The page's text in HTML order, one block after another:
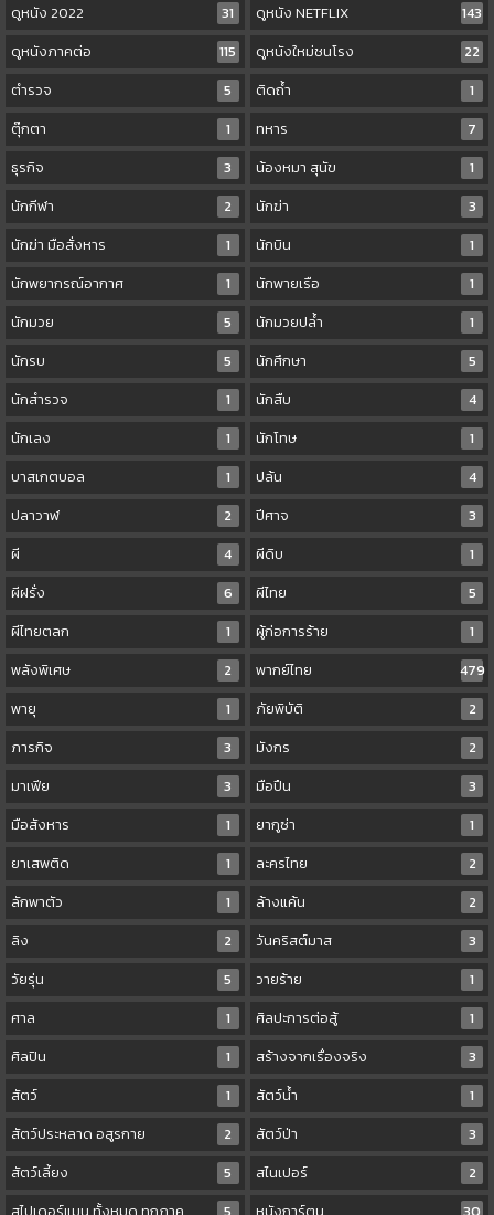
ดูหนัง 2022
31 ดูหนัง NETFLIX
143
ดูหนังภาคต่อ
115 ดูหนังใหม่ชนโรง
22
ตำรวจ
5 ติดถ้ำ
1
ตุ๊กตา
1 ทหาร
7
ธุรกิจ
3 น้องหมา สุนัข
1
นักกีฬา
2 นักฆ่า
3
นักฆ่า มือสั่งหาร
1 นักบิน
1
นักพยากรณ์อากาศ
1 นักพายเรือ
1
นักมวย
5 นักมวยปล้ำ
1
นักรบ
5 นักศึกษา
5
นักสำรวจ
1 นักสืบ
4
นักเลง
1 นักโทษ
1
บาสเกตบอล
1 ปล้น
4
ปลาวาฬ
2 ปีศาจ
3
ผี
4 ผีดิบ
1
ผีฝรั่ง
6 ผีไทย
5
ผีไทยตลก
1 ผู้ก่อการร้าย
1
พลังพิเศษ
2 พากย์ไทย
479
พายุ
1 ภัยพิบัติ
2
ภารกิจ
3 มังกร
2
มาเฟีย
3 มือปืน
3
มือสังหาร
1 ยากูซ่า
1
ยาเสพติด
1 ละครไทย
2
ลักพาตัว
1 ล้างแค้น
2
ลิง
2 วันคริสต์มาส
3
วัยรุ่น
5 วายร้าย
1
ศาล
1 ศิลปะการต่อสู้
1
ศิลปิน
1 สร้างจากเรื่องจริง
3
สัตว์
1 สัตว์น้ำ
1
สัตว์ประหลาด อสูรกาย
2 สัตว์ป่า
3
สัตว์เลี้ยง
5 สไนเปอร์
2